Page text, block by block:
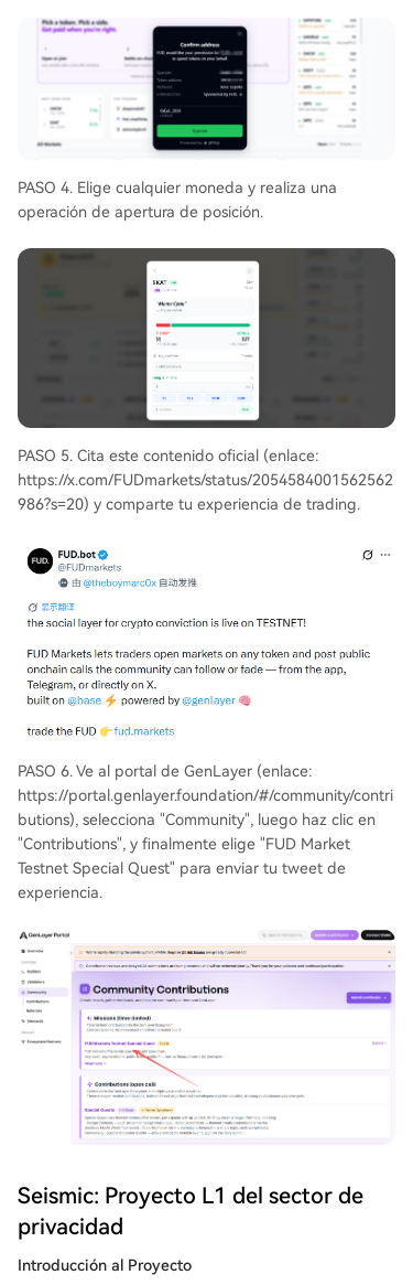
PASO 4. Elige cualquier moneda y realiza una
operación de apertura de posición.
PASO 5. Cita este contenido oficial (enlace:
https://x.com/FUDmarkets/status/2054584001562562
986?s=20) y comparte tu experiencia de trading.
PASO 6. Ve al portal de GenLayer (enlace:
https://portal.genlayer.foundation/#/community/contri
butions), selecciona "Community", luego haz clic en
"Contributions", y finalmente elige "FUD Market
Testnet Special Quest" para enviar tu tweet de
experiencia.
Seismic: Proyecto L1 del sector de
privacidad
Introducción al Proyecto